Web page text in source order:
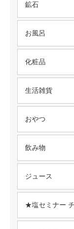
鉱石
お風呂
化粧品
生活雑貨
おやつ
飲み物
ジュース
★塩セミナー